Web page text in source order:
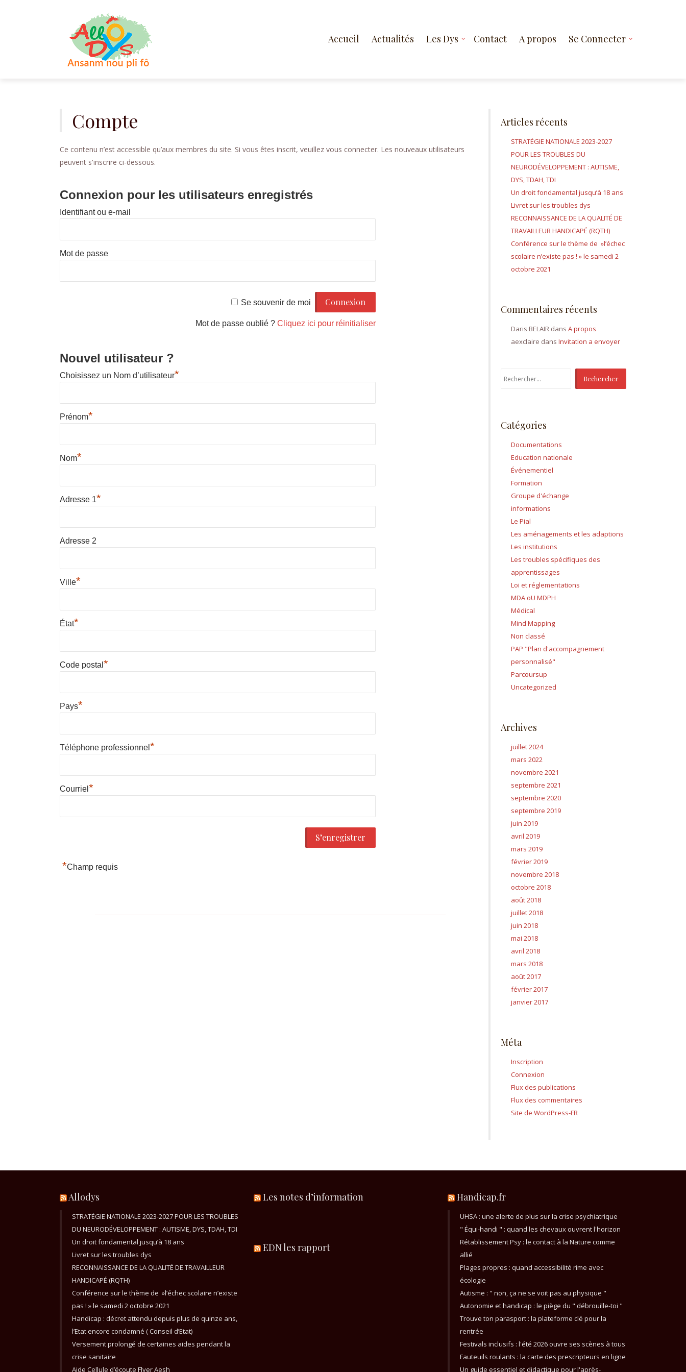
Accueil Actualités Les Dys Contact A propos Se Connecter
Compte
Ce contenu n’est accessible qu’aux membres du site. Si vous êtes inscrit, veuillez vous connecter. Les nouveaux utilisateurs
peuvent s'inscrire ci-dessous.
Connexion pour les utilisateurs enregistrés
Identifiant ou e-mail
Mot de passe
Se souvenir de moi
Mot de passe oublié ? Cliquez ici pour réinitialiser
Nouvel utilisateur ?
Choisissez un Nom d’utilisateur*
Prénom*
Nom*
Adresse 1*
Adresse 2
Ville*
État*
Code postal *
Pays*
Téléphone professionnel *
Courriel *
*Champ requis
Articles récents
STRATÉGIE NATIONALE 2023-2027
POUR LES TROUBLES DU
NEURODÉVELOPPEMENT : AUTISME,
DYS, TDAH, TDI
Un droit fondamental jusqu’à 18 ans
Livret sur les troubles dys
RECONNAISSANCE DE LA QUALITÉ DE
TRAVAILLEUR HANDICAPÉ (RQTH)
Conférence sur le thème de »l’échec
scolaire n’existe pas ! » le samedi 2
octobre 2021
Commentaires récents
Daris BELAIR dans A propos
aexclaire dans Invitation a envoyer
Rechercher :
Catégories
Documentations
Education nationale
Événementiel
Formation
Groupe d'échange
informations
Le Pial
Les aménagements et les adaptions
Les institutions
Les troubles spécifiques des
apprentissages
Loi et réglementations
MDA oU MDPH
Médical
Mind Mapping
Non classé
PAP "Plan d'accompagnement
personnalisé"
Parcoursup
Uncategorized
Archives
juillet 2024
mars 2022
novembre 2021
septembre 2021
septembre 2020
septembre 2019
juin 2019
avril 2019
mars 2019
février 2019
novembre 2018
octobre 2018
août 2018
juillet 2018
juin 2018
mai 2018
avril 2018
mars 2018
août 2017
février 2017
janvier 2017
Méta
Inscription
Connexion
Flux des publications
Flux des commentaires
Site de WordPress-FR
Allodys
STRATÉGIE NATIONALE 2023-2027 POUR LES TROUBLES
DU NEURODÉVELOPPEMENT : AUTISME, DYS, TDAH, TDI
Un droit fondamental jusqu’à 18 ans
Livret sur les troubles dys
RECONNAISSANCE DE LA QUALITÉ DE TRAVAILLEUR
HANDICAPÉ (RQTH)
Conférence sur le thème de »l’échec scolaire n’existe
pas ! » le samedi 2 octobre 2021
Handicap : décret attendu depuis plus de quinze ans,
l’Etat encore condamné ( Conseil d’Etat)
Versement prolongé de certaines aides pendant la
crise sanitaire
Aide Cellule d’écoute Flyer Aesh
Les notes d’information
EDN les rapport
Handicap.fr
UHSA : une alerte de plus sur la crise psychiatrique
" Équi-handi " : quand les chevaux ouvrent l'horizon
Rétablissement Psy : le contact à la Nature comme
allié
Plages propres : quand accessibilité rime avec
écologie
Autisme : " non, ça ne se voit pas au physique "
Autonomie et handicap : le piège du " débrouille-toi "
Trouve ton parasport : la plateforme clé pour la
rentrée
Festivals inclusifs : l'été 2026 ouvre ses scènes à tous
Fauteuils roulants : la carte des prescripteurs en ligne
Un guide essentiel et didactique pour l'après-